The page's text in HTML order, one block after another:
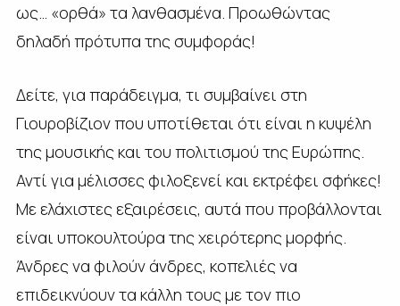
ως… «ορθά» τα λανθασμένα. Προωθώντας
δηλαδή πρότυπα της συμφοράς!
Δείτε, για παράδειγμα, τι συμβαίνει στη
Γιουροβίζιον που υποτίθεται ότι είναι η κυψέλη
της μουσικής και του πολιτισμού της Ευρώπης.
Αντί για μέλισσες φιλοξενεί και εκτρέφει σφήκες!
Με ελάχιστες εξαιρέσεις, αυτά που προβάλλονται
είναι υποκουλτούρα της χειρότερης μορφής.
Άνδρες να φιλούν άνδρες, κοπελιές να
επιδεικνύουν τα κάλλη τους με τον πιο